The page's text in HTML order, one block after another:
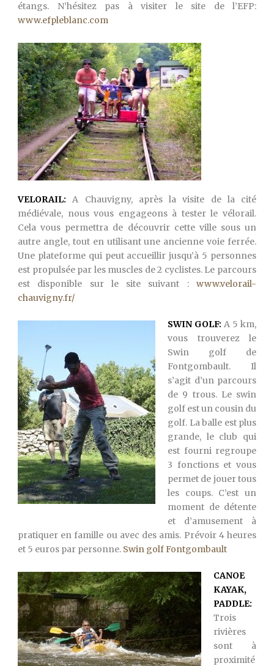
étangs. N’hésitez pas à visiter le site de l’EFP:
www.efpleblanc.com
VELORAIL:A Chauvigny, après la visite de la cité
médiévale, nous vous engageons à tester le vélorail.
Cela vous permettra de découvrir cette ville sous un
autre angle, tout en utilisant une ancienne voie ferrée.
Une plateforme qui peut accueillir jusqu’à 5 personnes
est propulsée par les muscles de 2 cyclistes. Le parcours
est disponible sur le site suivant : www.velorail-
chauvigny.fr/
SWIN GOLF: A 5 km,
vous trouverez le
Swin golf de
Fontgombault. Il
s’agit d’un parcours
de 9 trous. Le swin
golf est un cousin du
golf. La balle est plus
grande, le club qui
est fourni regroupe
3 fonctions et vous
permet de jouer tous
les coups. C’est un
moment de détente
et d’amusement à
pratiquer en famille ou avec des amis. Prévoir 4 heures
et 5 euros par personne. Swin golf Fontgombault
CANOE
KAYAK,
PADDLE:
Trois
rivières
sont à
proximité